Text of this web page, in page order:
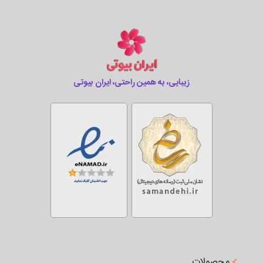
زیبایی، به همین راحتی، ایران بیوتی